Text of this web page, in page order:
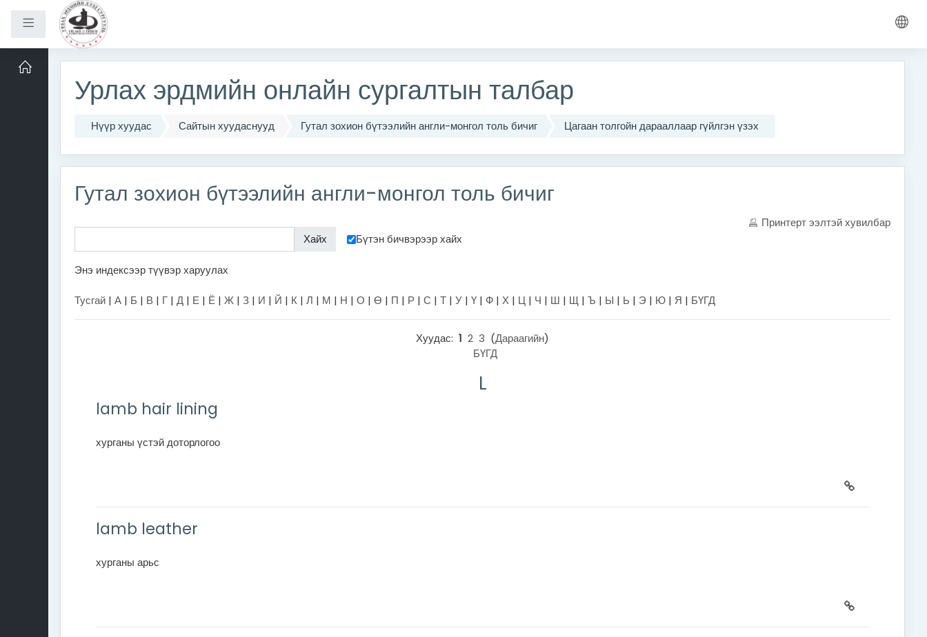
Хажуугийн самбар
Үндсэн агуулга руу шилжих
Урлах эрдмийн онлайн сургалтын талбар
Нүүр хуудас Сайтын хуудаснууд Гутал зохион бүтээлийн англи-монгол толь бичиг Цагаан толгойн дарааллаар гүйлгэн үзэх
Гутал зохион бүтээлийн англи-монгол толь бичиг
Принтерт ээлтэй хувилбар
Бүтэн бичвэрээр хайх
Энэ индексээр түүвэр харуулах
Тусгай | А | Б | В | Г | Д | Е | Ё | Ж | З | И | Й | К | Л | М | Н | О | Ө | П | Р | С | Т | У | Ү | Ф | Х | Ц | Ч | Ш | Щ | Ъ | Ы | Ь | Э | Ю | Я | БҮГД
Хуудас: 1 2 3 (Дараагийн)
БҮГД
L
lamb hair lining
хурганы үстэй доторлогоо
lamb leather
хурганы арьс